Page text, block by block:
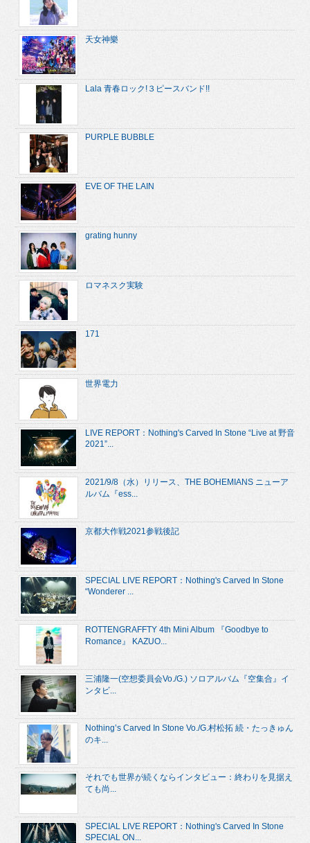
天女神樂
Lala 青春ロック!３ピースバンド!!
PURPLE BUBBLE
EVE OF THE LAIN
grating hunny
ロマネスク実験
171
世界電力
LIVE REPORT：Nothing's Carved In Stone “Live at 野音
2021”...
2021/9/8（水）リリース、THE BOHEMIANS ニューア
ルバム『ess...
京都大作戦2021参戦後記
SPECIAL LIVE REPORT：Nothing's Carved In Stone
“Wonderer ...
ROTTENGRAFFTY 4th Mini Album 『Goodbye to
Romance』 KAZUO...
三浦隆一(空想委員会Vo./G.) ソロアルバム『空集合』イ
ンタビ...
Nothing’s Carved In Stone Vo./G.村松拓 続・たっきゅん
のキ...
それでも世界が続くならインタビュー：終わりを見据え
ても尚...
SPECIAL LIVE REPORT：Nothing's Carved In Stone
SPECIAL ON...